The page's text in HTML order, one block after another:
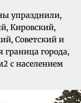
упразднили,
Кировский,
Советский и
города,
с населением